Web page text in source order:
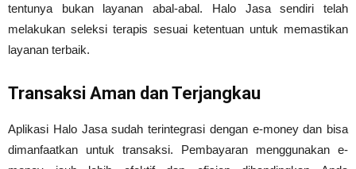
tentunya bukan layanan abal-abal. Halo Jasa sendiri telah
melakukan seleksi terapis sesuai ketentuan untuk memastikan
layanan terbaik.
Transaksi Aman dan Terjangkau
Aplikasi Halo Jasa sudah terintegrasi dengan e-money dan bisa
dimanfaatkan untuk transaksi. Pembayaran menggunakan e-